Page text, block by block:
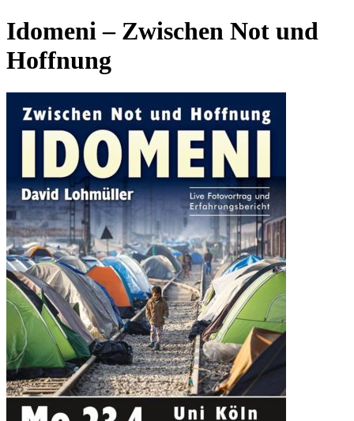
Idomeni – Zwischen Not und
Hoffnung